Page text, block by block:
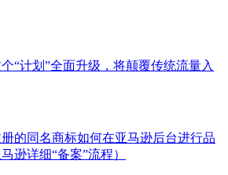
“计划”全面升级，将颠覆传统流量入
的同名商标如何在亚马逊后台进行品
逊详细“备案”流程）